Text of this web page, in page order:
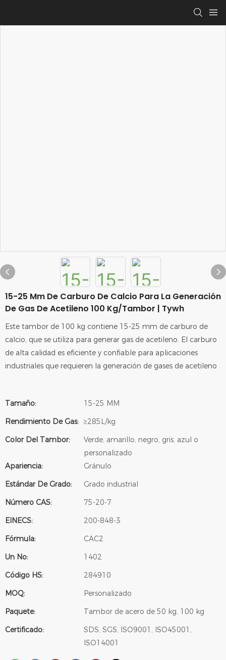
15-25 Mm De Carburo De Calcio Para La Generación
De Gas De Acetileno 100 Kg/tambor | Tywh
Este tambor de 100 kg contiene 15-25 mm de carburo de
calcio, que se utiliza para generar gas de acetileno. El carburo
de alta calidad es eficiente y confiable para aplicaciones
industriales que requieren la generación de gases de acetileno
Tamaño:
15-25 MM
Rendimiento De Gas: ≥285L/kg
Color Del Tambor:
Verde, amarillo, negro, gris, azul o
personalizado
Apariencia:
Gránulo
Estándar De Grado:
Grado industrial
Número CAS:
75-20-7
EINECS:
200-848-3
Fórmula:
CAC2
Un No:
1402
Código HS:
284910
MOQ:
Personalizado
Paquete:
Tambor de acero de 50 kg, 100 kg
Certificado:
SDS, SGS, ISO9001, ISO45001,
ISO14001